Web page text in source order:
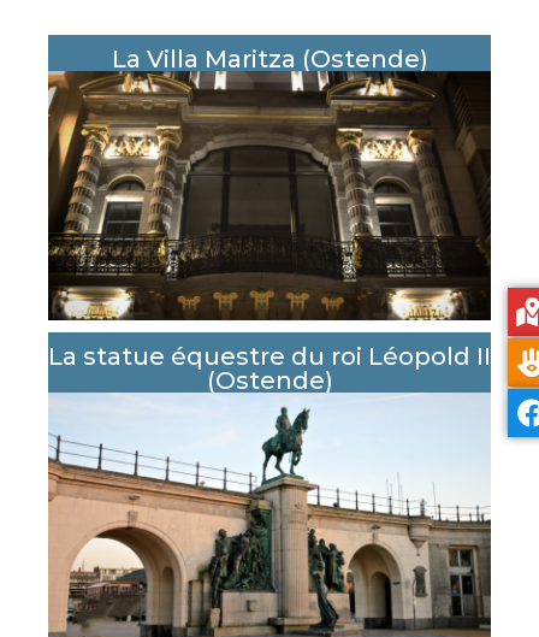
La Villa Maritza (Ostende)
La statue équestre du roi Léopold II
(Ostende)